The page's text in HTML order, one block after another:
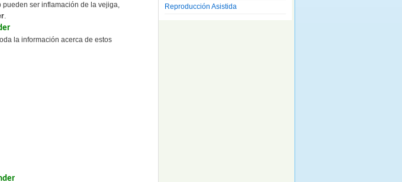
pueden ser inflamación de la vejiga,
.
la información acerca de estos
Reproducción Asistida